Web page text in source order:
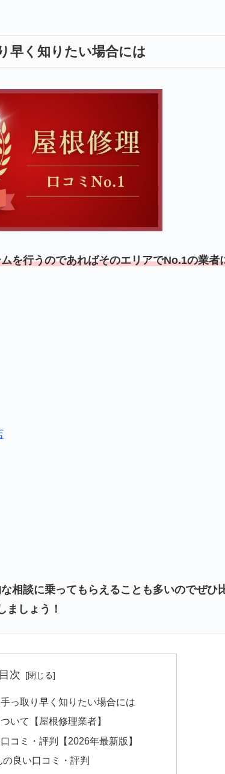
早く知りたい場合には
を行うのであればそのエリアでNo.1の業者
相談に乗ってもらえることも多いのでぜひ
ましょう！
目次
っ取り早く知りたい場合には
いて【屋根修理業者】
コミ・評判【2026年最新版】
良い口コミ・評判